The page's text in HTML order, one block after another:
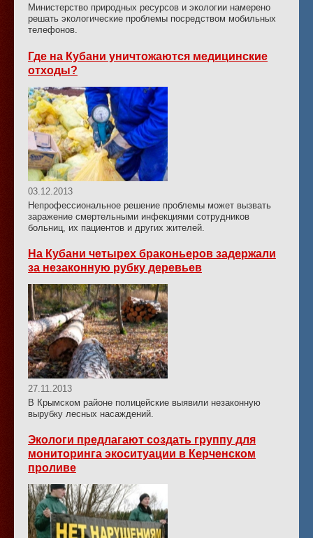
Министерство природных ресурсов и экологии намерено
решать экологические проблемы посредством мобильных
телефонов.
Где на Кубани уничтожаются медицинские
отходы?
03.12.2013
Непрофессиональное решение проблемы может вызвать
заражение смертельными инфекциями сотрудников
больниц, их пациентов и других жителей.
На Кубани четырех браконьеров задержали
за незаконную рубку деревьев
27.11.2013
В Крымском районе полицейские выявили незаконную
вырубку лесных насаждений.
Экологи предлагают создать группу для
мониторинга экоситуации в Керченском
проливе